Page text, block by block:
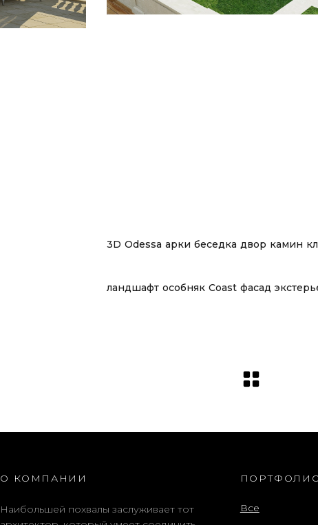
3D Odessa арки беседка двор камин
ландшафт особняк Сoast фасад
О КОМПАНИИ
Наибольшей похвалы заслуживает тот
Все